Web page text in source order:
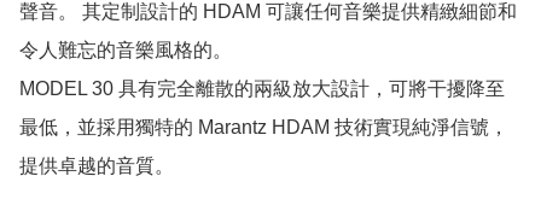
聲音。 其定制設計的 HDAM 可讓任何音樂提供精緻細節和
令人難忘的音樂風格的。
MODEL 30 具有完全離散的兩級放大設計，可將干擾降至
最低，並採用獨特的 Marantz HDAM 技術實現純淨信號，
提供卓越的音質。